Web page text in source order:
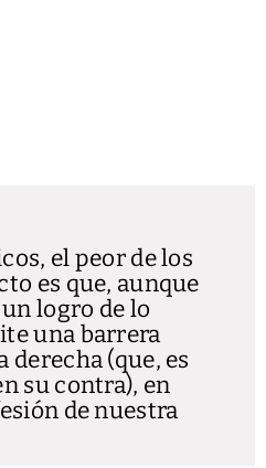
el peor de los
es que, aunque
logro de lo
una barrera
derecha (que, es
su contra), en
de nuestra